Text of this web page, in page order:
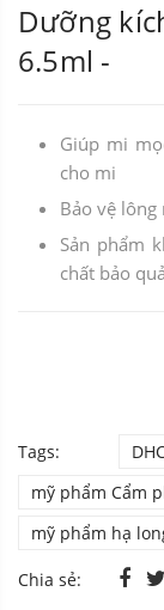
Dưỡng
6.5ml -
Giúp mi
cho mi
Bảo vệ
Sản phẩm
chất bảo
Tags:
mỹ phẩm Cẩm
mỹ phẩm hạ
Chia sẻ: